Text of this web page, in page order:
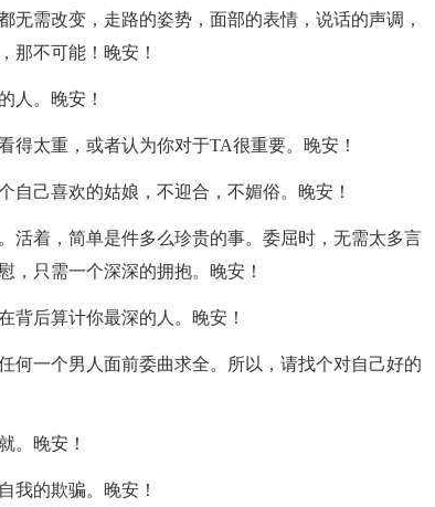
无需改变，走路的姿势，面部的表情，说话的声调，
那不可能！晚安！
人。晚安！
得太重，或者认为你对于TA很重要。晚安！
自己喜欢的姑娘，不迎合，不媚俗。晚安！
活着，简单是件多么珍贵的事。委屈时，无需太多言
，只需一个深深的拥抱。晚安！
背后算计你最深的人。晚安！
何一个男人面前委曲求全。所以，请找个对自己好的
。晚安！
我的欺骗。晚安！